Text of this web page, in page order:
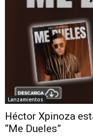
Lanzamientos
Héctor Xpinoza
“Me Dueles”